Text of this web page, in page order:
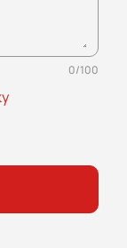
0/100